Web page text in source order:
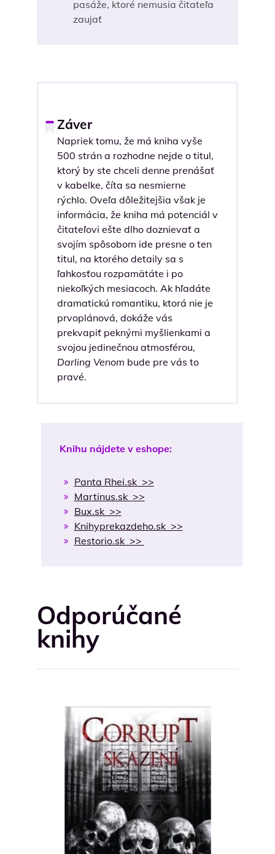
pasáže, ktoré nemusia čitateľa
zaujať
Záver
Napriek tomu, že má kniha vyše
500 strán a rozhodne nejde o titul,
ktorý by ste chceli denne prenášať
v kabelke, číta sa nesmierne
rýchlo. Oveľa dôležitejšia však je
informácia, že kniha má potenciál v
čitateľovi ešte dlho doznievať a
svojím spôsobom ide presne o ten
titul, na ktorého detaily sa s
ľahkosťou rozpamätáte i po
niekoľkých mesiacoch. Ak hľadáte
dramatickú romantiku, ktorá nie je
prvoplánová, dokáže vás
prekvapiť peknými myšlienkami a
svojou jedinečnou atmosférou,
Darling Venom bude pre vás to
pravé.
Knihu nájdete v eshope:
Panta Rhei.sk >>
Martinus.sk >>
Bux.sk >>
Knihyprekazdeho.sk >>
Restorio.sk >>
Odporúčané
knihy